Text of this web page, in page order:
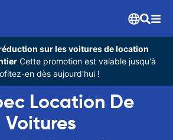
sur les voitures de location
Cette promotion est valable jusqu'à
en dès aujourd'hui !
Location De
Voitures